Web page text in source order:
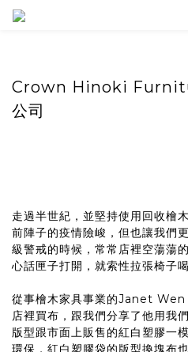
Crown Hinoki
公司
走過半世紀，並堅持使用回收檜
前陣子的疫情險峻，但也讓我們
級警戒的時候，常常店裡空蕩蕩
心話匣子打開，就索性拉張椅子
從事檜木家具事業的Janet Wen
店裡買布，跟我們分享了他用我
版型跟市面上販售的紅白塑膠一
環保，紅白塑膠袋的版型換塊布